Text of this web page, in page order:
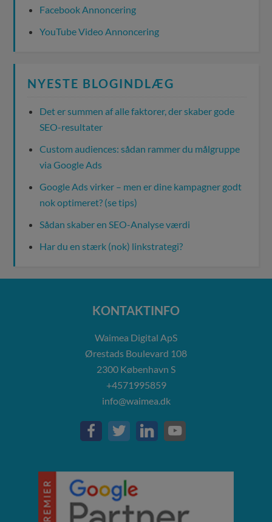
Facebook Annoncering
YouTube Video Annoncering
NYESTE BLOGINDLÆG
Det er summen af alle faktorer, der skaber gode
SEO-resultater
Custom audiences: sådan rammer du målgruppe
via Google Ads
Google Ads virker – men er dine kampagner godt
nok optimeret? (se tips)
Sådan skaber en SEO-Analyse værdi
Har du en stærk (nok) linkstrategi?
KONTAKTINFO
Waimea Digital ApS
Ørestads Boulevard 108
2300 København S
+4571995859
info@waimea.dk